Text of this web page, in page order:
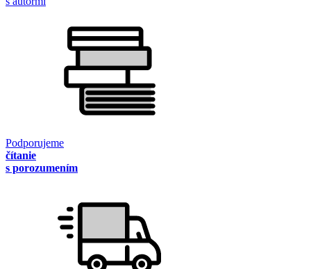
Podporujeme
čítanie
s porozumením